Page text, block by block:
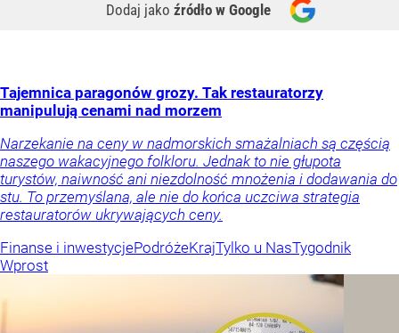
Dodaj jako źródło w Google
Tajemnica paragonów grozy. Tak restauratorzy
manipulują cenami nad morzem
Narzekanie na ceny w nadmorskich smażalniach są częścią
naszego wakacyjnego folkloru. Jednak to nie głupota
turystów, naiwność ani niezdolność mnożenia i dodawania do
stu. To przemyślana, ale nie do końca uczciwa strategia
restauratorów ukrywających ceny.
Finanse i inwestycjePodróżeKrajTylko u NasTygodnik
Wprost